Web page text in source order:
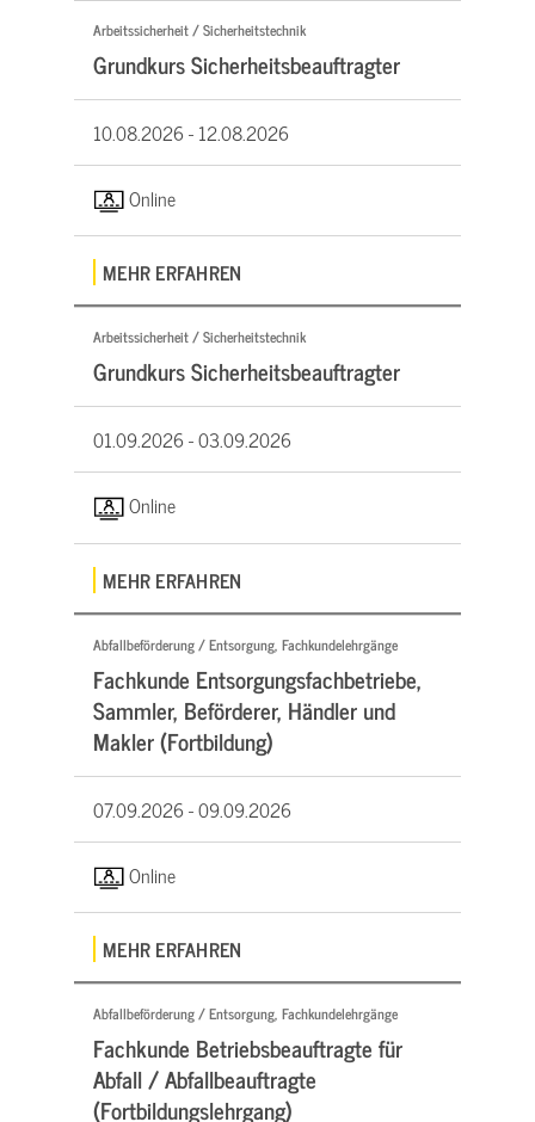
Arbeitssicherheit / Sicherheitstechnik
Grundkurs Sicherheitsbeauftragter
10.08.2026 -12.08.2026
Online
MEHR ERFAHREN
Arbeitssicherheit / Sicherheitstechnik
Grundkurs Sicherheitsbeauftragter
01.09.2026 -03.09.2026
Online
MEHR ERFAHREN
Abfallbeförderung / Entsorgung, Fachkundelehrgänge
Fachkunde Entsorgungsfachbetriebe,
Sammler, Beförderer, Händler und
Makler (Fortbildung)
07.09.2026 -09.09.2026
Online
MEHR ERFAHREN
Abfallbeförderung / Entsorgung, Fachkundelehrgänge
Fachkunde Betriebsbeauftragte für
Abfall / Abfallbeauftragte
(Fortbildungslehrgang)